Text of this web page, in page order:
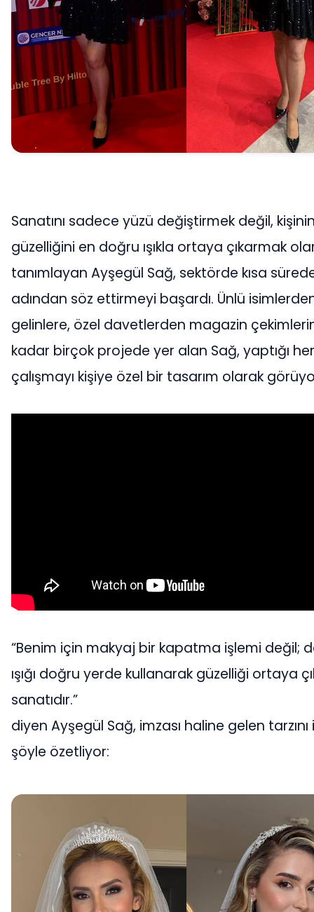
Sanatını sadece yüzü değiştirmek değil,
güzelliğini en doğru ışıkla ortaya çıkarmak
tanımlayan Ayşegül Sağ, sektörde kısa
adından söz ettirmeyi başardı. Ünlü
gelinlere, özel davetlerden magazin
kadar birçok projede yer alan Sağ, yaptığı her
çalışmayı kişiye özel bir tasarım olarak
“Benim için makyaj bir kapatma işlemi değil;
ışığı doğru yerde kullanarak güzelliği ortaya
sanatıdır.”
diyen Ayşegül Sağ, imzası haline gelen tarzını
şöyle özetliyor: